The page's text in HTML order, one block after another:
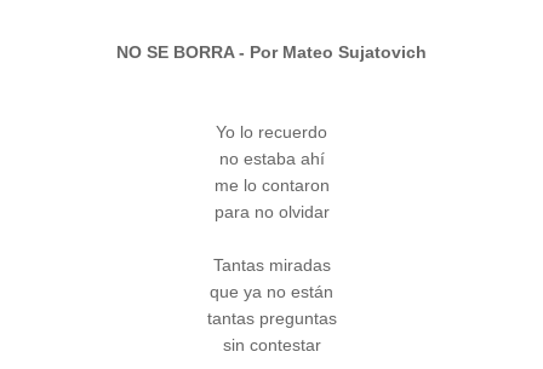
NO SE BORRA - Por Mateo Sujatovich
Yo lo recuerdo
no estaba ahí
me lo contaron
para no olvidar
Tantas miradas
que ya no están
tantas preguntas
sin contestar